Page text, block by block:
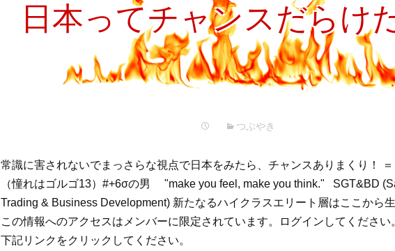
ッ
日本ってチャンスだらけ
つぶやき
常識に害されないでまっさらな視点で日本をみたら、チャンスありまくり！
（憧れはゴルゴ13）#+6σの男 "make you feel, make you think." SGT&BD
Trading & Business Development) 新たなるハイクラスエリート層はここから生
この情報へのアクセスはメンバーに限定されています。ログインしてください
下記リンクをクリックしてください。